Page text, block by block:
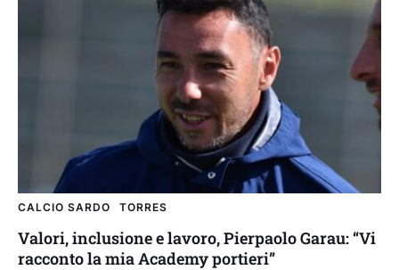
CALCIO SARDO TORRES
Valori, inclusione e lavoro, Pierpaolo Garau: “Vi
racconto la mia Academy portieri”